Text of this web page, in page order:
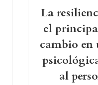
La
el
cambio en
al